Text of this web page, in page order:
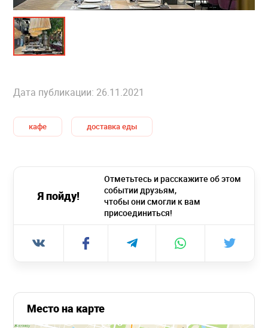
Дата публикации: 26.11.2021
кафе доставка еды
Я пойду!
Отметьтесь и расскажите об этом
событии друзьям,
чтобы они смогли к вам
присоединиться!
Место на карте